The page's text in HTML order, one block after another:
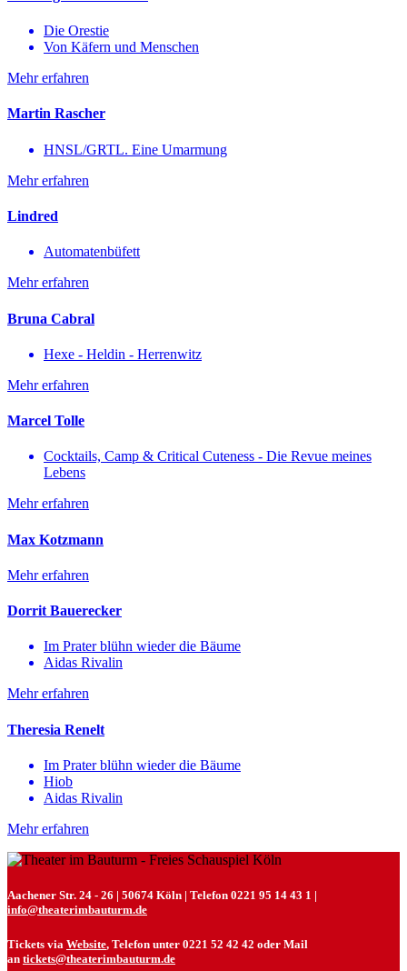
Die Orestie
Von Käfern und Menschen
Mehr erfahren
Martin Rascher
HNSL/GRTL. Eine Umarmung
Mehr erfahren
Lindred
Automatenbüfett
Mehr erfahren
Bruna Cabral
Hexe - Heldin - Herrenwitz
Mehr erfahren
Marcel Tolle
Cocktails, Camp & Critical Cuteness - Die Revue meines
Lebens
Mehr erfahren
Max Kotzmann
Mehr erfahren
Dorrit Bauerecker
Im Prater blühn wieder die Bäume
Aidas Rivalin
Mehr erfahren
Theresia Renelt
Im Prater blühn wieder die Bäume
Hiob
Aidas Rivalin
Mehr erfahren
Aachener Str. 24 - 26 | 50674 Köln | Telefon 0221 95 14 43 1 |
info@theaterimbauturm.de
Tickets via Website, Telefon unter 0221 52 42 42 oder Mail
an tickets@theaterimbauturm.de